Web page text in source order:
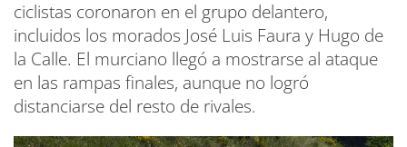
ciclistas coronaron en el grupo delantero,
incluidos los morados José Luis Faura y Hugo de
la Calle. El murciano llegó a mostrarse al ataque
en las rampas finales, aunque no logró
distanciarse del resto de rivales.